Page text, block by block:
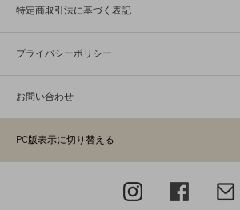
特定商取引法に基づく表記
プライバシーポリシー
お問い合わせ
PC版表示に切り替える